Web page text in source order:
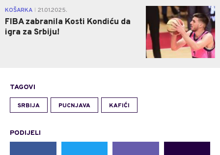
KOŠARKA 21.01.2025.
FIBA zabranila Kosti Kondiću da
igra za Srbiju!
0
TAGOVI
SRBIJA PUCNJAVA KAFIĆI
PODIJELI